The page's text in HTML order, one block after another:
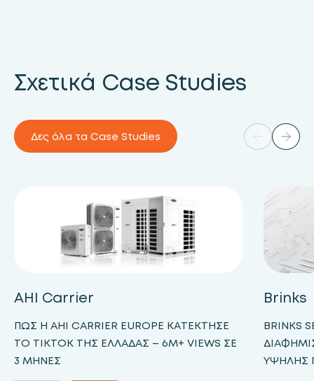
Σχετικά Case Studies
Δες όλα τα Case Studies
AHI Carrier
ΠΏΣ Η AHI CARRIER EUROPE ΚΑΤΈΚΤΗΣΕ
ΤΟ TIKTOK ΤΗΣ ΕΛΛΆΔΑΣ – 6M+ VIEWS ΣΕ
3 ΜΉΝΕΣ
Brinks
BRINKS
ΥΨΗΛΉΣ